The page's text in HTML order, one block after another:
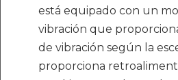
está equipado con un
vibración que
de vibración según la
proporciona